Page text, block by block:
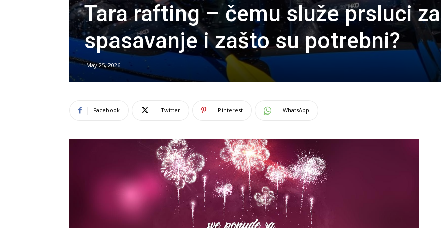
Tara rafting – čemu služe prsluci za
spasavanje i zašto su potrebni?
May 25, 2026
Facebook Twitter Pinterest WhatsApp